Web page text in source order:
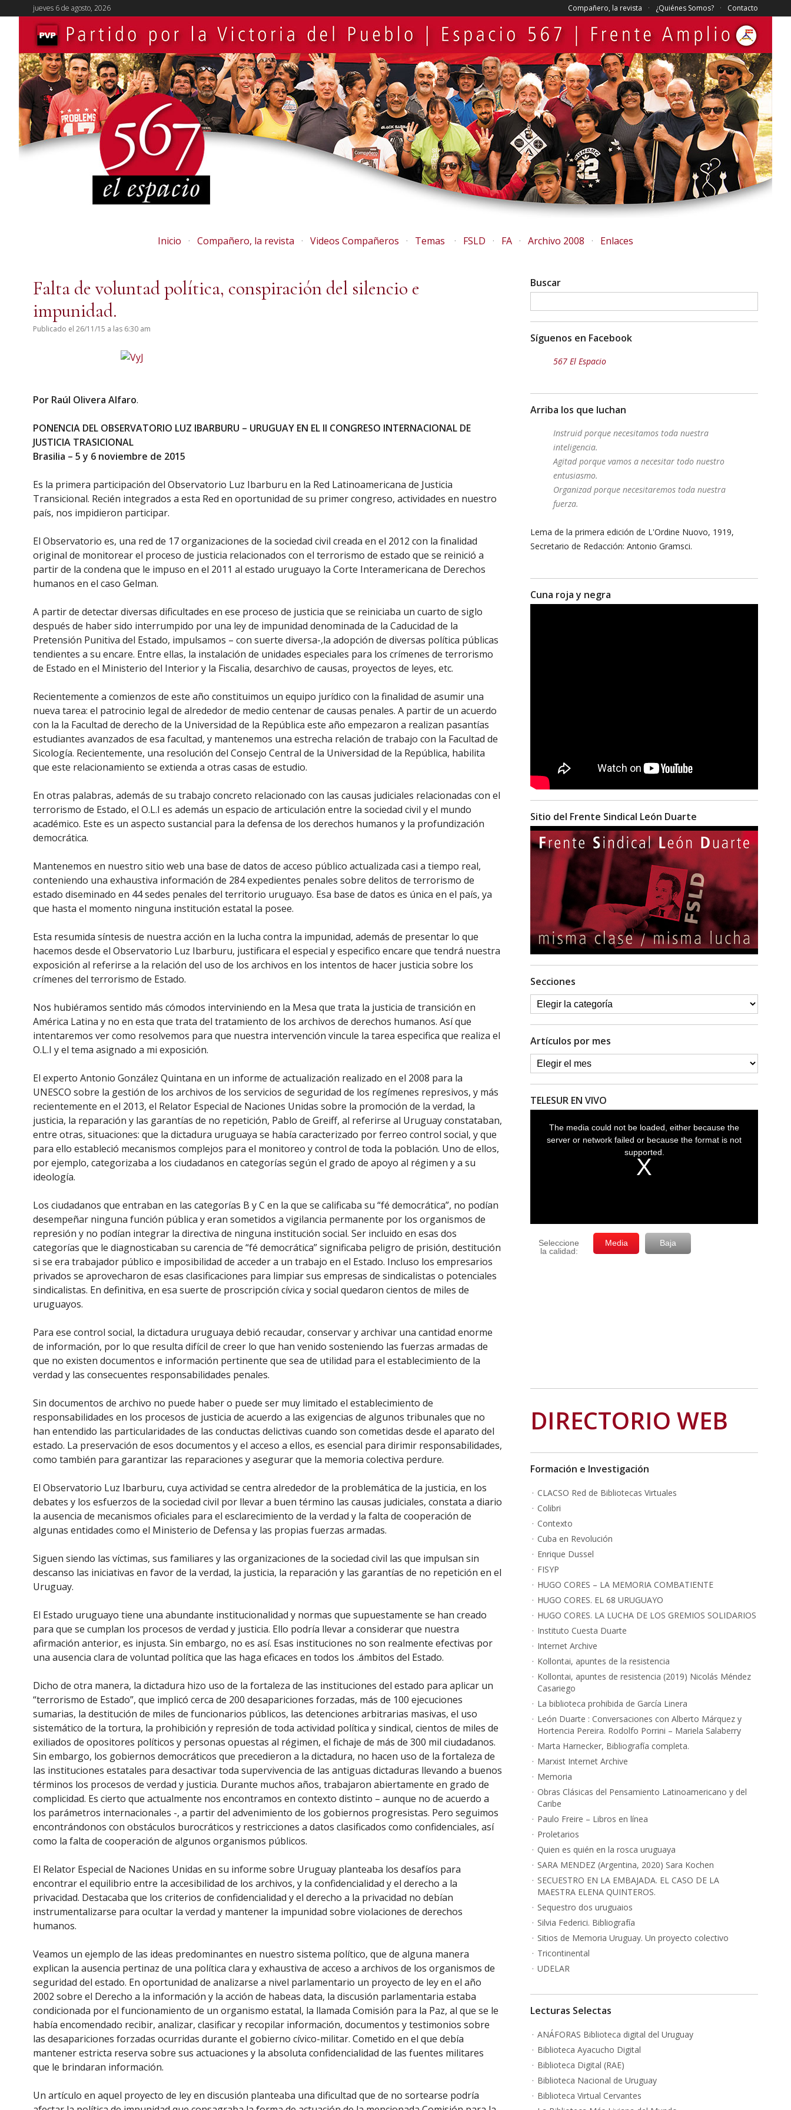
jueves 6 de agosto, 2026 Compañero, la revista ¿Quiénes Somos? Contacto
Inicio Compañero, la revista Videos Compañeros Temas FSLD FA Archivo 2008 Enlaces
Falta de voluntad política, conspiración del silencio e
impunidad.
Publicado el 26/11/15 a las 6:30 am
Por Raúl Olivera Alfaro.
PONENCIA DEL OBSERVATORIO LUZ IBARBURU – URUGUAY EN EL II CONGRESO INTERNACIONAL DE
JUSTICIA TRASICIONAL
Brasilia – 5 y 6 noviembre de 2015
Es la primera participación del Observatorio Luz Ibarburu en la Red Latinoamericana de Justicia
Transicional. Recién integrados a esta Red en oportunidad de su primer congreso, actividades en nuestro
país, nos impidieron participar.
El Observatorio es, una red de 17 organizaciones de la sociedad civil creada en el 2012 con la finalidad
original de monitorear el proceso de justicia relacionados con el terrorismo de estado que se reinició a
partir de la condena que le impuso en el 2011 al estado uruguayo la Corte Interamericana de Derechos
humanos en el caso Gelman.
A partir de detectar diversas dificultades en ese proceso de justicia que se reiniciaba un cuarto de siglo
después de haber sido interrumpido por una ley de impunidad denominada de la Caducidad de la
Pretensión Punitiva del Estado, impulsamos – con suerte diversa-,la adopción de diversas política públicas
tendientes a su encare. Entre ellas, la instalación de unidades especiales para los crímenes de terrorismo
de Estado en el Ministerio del Interior y la Fiscalia, desarchivo de causas, proyectos de leyes, etc.
Recientemente a comienzos de este año constituimos un equipo jurídico con la finalidad de asumir una
nueva tarea: el patrocinio legal de alrededor de medio centenar de causas penales. A partir de un acuerdo
con la la Facultad de derecho de la Universidad de la República este año empezaron a realizan pasantías
estudiantes avanzados de esa facultad, y mantenemos una estrecha relación de trabajo con la Facultad de
Sicología. Recientemente, una resolución del Consejo Central de la Universidad de la República, habilita
que este relacionamiento se extienda a otras casas de estudio.
En otras palabras, además de su trabajo concreto relacionado con las causas judiciales relacionadas con el
terrorismo de Estado, el O.L.I es además un espacio de articulación entre la sociedad civil y el mundo
académico. Este es un aspecto sustancial para la defensa de los derechos humanos y la profundización
democrática.
Mantenemos en nuestro sitio web una base de datos de acceso público actualizada casi a tiempo real,
conteniendo una exhaustiva información de 284 expedientes penales sobre delitos de terrorismo de
estado diseminado en 44 sedes penales del territorio uruguayo. Esa base de datos es única en el país, ya
que hasta el momento ninguna institución estatal la posee.
Esta resumida síntesis de nuestra acción en la lucha contra la impunidad, además de presentar lo que
hacemos desde el Observatorio Luz Ibarburu, justificara el especial y especifico encare que tendrá nuestra
exposición al referirse a la relación del uso de los archivos en los intentos de hacer justicia sobre los
crímenes del terrorismo de Estado.
Nos hubiéramos sentido más cómodos interviniendo en la Mesa que trata la justicia de transición en
América Latina y no en esta que trata del tratamiento de los archivos de derechos humanos. Así que
intentaremos ver como resolvemos para que nuestra intervención vincule la tarea especifica que realiza el
O.L.I y el tema asignado a mi exposición.
El experto Antonio González Quintana en un informe de actualización realizado en el 2008 para la
UNESCO sobre la gestión de los archivos de los servicios de seguridad de los regímenes represivos, y más
recientemente en el 2013, el Relator Especial de Naciones Unidas sobre la promoción de la verdad, la
justicia, la reparación y las garantías de no repetición, Pablo de Greiff, al referirse al Uruguay constataban,
entre otras, situaciones: que la dictadura uruguaya se había caracterizado por ferreo control social, y que
para ello estableció mecanismos complejos para el monitoreo y control de toda la población. Uno de ellos,
por ejemplo, categorizaba a los ciudadanos en categorías según el grado de apoyo al régimen y a su
ideología.
Los ciudadanos que entraban en las categorías B y C en la que se calificaba su “fé democrática”, no podían
desempeñar ninguna función pública y eran sometidos a vigilancia permanente por los organismos de
represión y no podían integrar la directiva de ninguna institución social. Ser incluido en esas dos
categorías que le diagnosticaban su carencia de “fé democrática” significaba peligro de prisión, destitución
si se era trabajador público e imposibilidad de acceder a un trabajo en el Estado. Incluso los empresarios
privados se aprovecharon de esas clasificaciones para limpiar sus empresas de sindicalistas o potenciales
sindicalistas. En definitiva, en esa suerte de proscripción cívica y social quedaron cientos de miles de
uruguayos.
Para ese control social, la dictadura uruguaya debió recaudar, conservar y archivar una cantidad enorme
de información, por lo que resulta difícil de creer lo que han venido sosteniendo las fuerzas armadas de
que no existen documentos e información pertinente que sea de utilidad para el establecimiento de la
verdad y las consecuentes responsabilidades penales.
Sin documentos de archivo no puede haber o puede ser muy limitado el establecimiento de
responsabilidades en los procesos de justicia de acuerdo a las exigencias de algunos tribunales que no
han entendido las particularidades de las conductas delictivas cuando son cometidas desde el aparato del
estado. La preservación de esos documentos y el acceso a ellos, es esencial para dirimir responsabilidades,
como también para garantizar las reparaciones y asegurar que la memoria colectiva perdure.
El Observatorio Luz Ibarburu, cuya actividad se centra alrededor de la problemática de la justicia, en los
debates y los esfuerzos de la sociedad civil por llevar a buen término las causas judiciales, constata a diario
la ausencia de mecanismos oficiales para el esclarecimiento de la verdad y la falta de cooperación de
algunas entidades como el Ministerio de Defensa y las propias fuerzas armadas.
Siguen siendo las víctimas, sus familiares y las organizaciones de la sociedad civil las que impulsan sin
descanso las iniciativas en favor de la verdad, la justicia, la reparación y las garantías de no repetición en el
Uruguay.
El Estado uruguayo tiene una abundante institucionalidad y normas que supuestamente se han creado
para que se cumplan los procesos de verdad y justicia. Ello podría llevar a considerar que nuestra
afirmación anterior, es injusta. Sin embargo, no es así. Esas instituciones no son realmente efectivas por
una ausencia clara de voluntad política que las haga eficaces en todos los .ámbitos del Estado.
Dicho de otra manera, la dictadura hizo uso de la fortaleza de las instituciones del estado para aplicar un
“terrorismo de Estado”, que implicó cerca de 200 desapariciones forzadas, más de 100 ejecuciones
sumarias, la destitución de miles de funcionarios públicos, las detenciones arbitrarias masivas, el uso
sistemático de la tortura, la prohibición y represión de toda actividad política y sindical, cientos de miles de
exiliados de opositores políticos y personas opuestas al régimen, el fichaje de más de 300 mil ciudadanos.
Sin embargo, los gobiernos democráticos que precedieron a la dictadura, no hacen uso de la fortaleza de
las instituciones estatales para desactivar toda supervivencia de las antiguas dictaduras llevando a buenos
términos los procesos de verdad y justicia. Durante muchos años, trabajaron abiertamente en grado de
complicidad. Es cierto que actualmente nos encontramos en contexto distinto – aunque no de acuerdo a
los parámetros internacionales -, a partir del advenimiento de los gobiernos progresistas. Pero seguimos
encontrándonos con obstáculos burocráticos y restricciones a datos clasificados como confidenciales, así
como la falta de cooperación de algunos organismos públicos.
El Relator Especial de Naciones Unidas en su informe sobre Uruguay planteaba los desafíos para
encontrar el equilibrio entre la accesibilidad de los archivos, y la confidencialidad y el derecho a la
privacidad. Destacaba que los criterios de confidencialidad y el derecho a la privacidad no debían
instrumentalizarse para ocultar la verdad y mantener la impunidad sobre violaciones de derechos
humanos.
Veamos un ejemplo de las ideas predominantes en nuestro sistema político, que de alguna manera
explican la ausencia pertinaz de una política clara y exhaustiva de acceso a archivos de los organismos de
seguridad del estado. En oportunidad de analizarse a nivel parlamentario un proyecto de ley en el año
2002 sobre el Derecho a la información y la acción de habeas data, la discusión parlamentaria estaba
condicionada por el funcionamiento de un organismo estatal, la llamada Comisión para la Paz, al que se le
había encomendado recibir, analizar, clasificar y recopilar información, documentos y testimonios sobre
las desapariciones forzadas ocurridas durante el gobierno cívico-militar. Cometido en el que debía
mantener estricta reserva sobre sus actuaciones y la absoluta confidencialidad de las fuentes militares
que le brindaran información.
Un artículo en aquel proyecto de ley en discusión planteaba una dificultad que de no sortearse podría
Buscar
Síguenos en Facebook
567 El Espacio
Arriba los que luchan
Instruid porque necesitamos toda nuestra
inteligencia.
Agitad porque vamos a necesitar todo nuestro
entusiasmo.
Organizad porque necesitaremos toda nuestra
fuerza.
Lema de la primera edición de L'Ordine Nuovo, 1919,
Secretario de Redacción: Antonio Gramsci.
Cuna roja y negra
Sitio del Frente Sindical León Duarte
Secciones
Artículos por mes
TELESUR EN VIVO
DIRECTORIO WEB
Formación e Investigación
CLACSO Red de Bibliotecas Virtuales
Colibri
Contexto
Cuba en Revolución
Enrique Dussel
FISYP
HUGO CORES – LA MEMORIA COMBATIENTE
HUGO CORES. EL 68 URUGUAYO
HUGO CORES. LA LUCHA DE LOS GREMIOS SOLIDARIOS
Instituto Cuesta Duarte
Internet Archive
Kollontai, apuntes de la resistencia
Kollontai, apuntes de resistencia (2019) Nicolás Méndez
Casariego
La biblioteca prohibida de García Linera
León Duarte : Conversaciones con Alberto Márquez y
Hortencia Pereira. Rodolfo Porrini – Mariela Salaberry
Marta Harnecker, Bibliografía completa.
Marxist Internet Archive
Memoria
Obras Clásicas del Pensamiento Latinoamericano y del
Caribe
Paulo Freire – Libros en línea
Proletarios
Quien es quién en la rosca uruguaya
SARA MENDEZ (Argentina, 2020) Sara Kochen
SECUESTRO EN LA EMBAJADA. EL CASO DE LA
MAESTRA ELENA QUINTEROS.
Sequestro dos uruguaios
Silvia Federici. Bibliografía
Sitios de Memoria Uruguay. Un proyecto colectivo
Tricontinental
UDELAR
Lecturas Selectas
ANÁFORAS Biblioteca digital del Uruguay
Biblioteca Ayacucho Digital
Biblioteca Digital (RAE)
Biblioteca Nacional de Uruguay
Biblioteca Virtual Cervantes